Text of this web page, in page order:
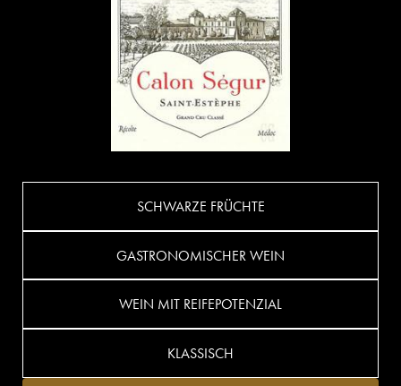
SCHWARZE FRÜCHTE
GASTRONOMISCHER WEIN
WEIN MIT REIFEPOTENZIAL
KLASSISCH